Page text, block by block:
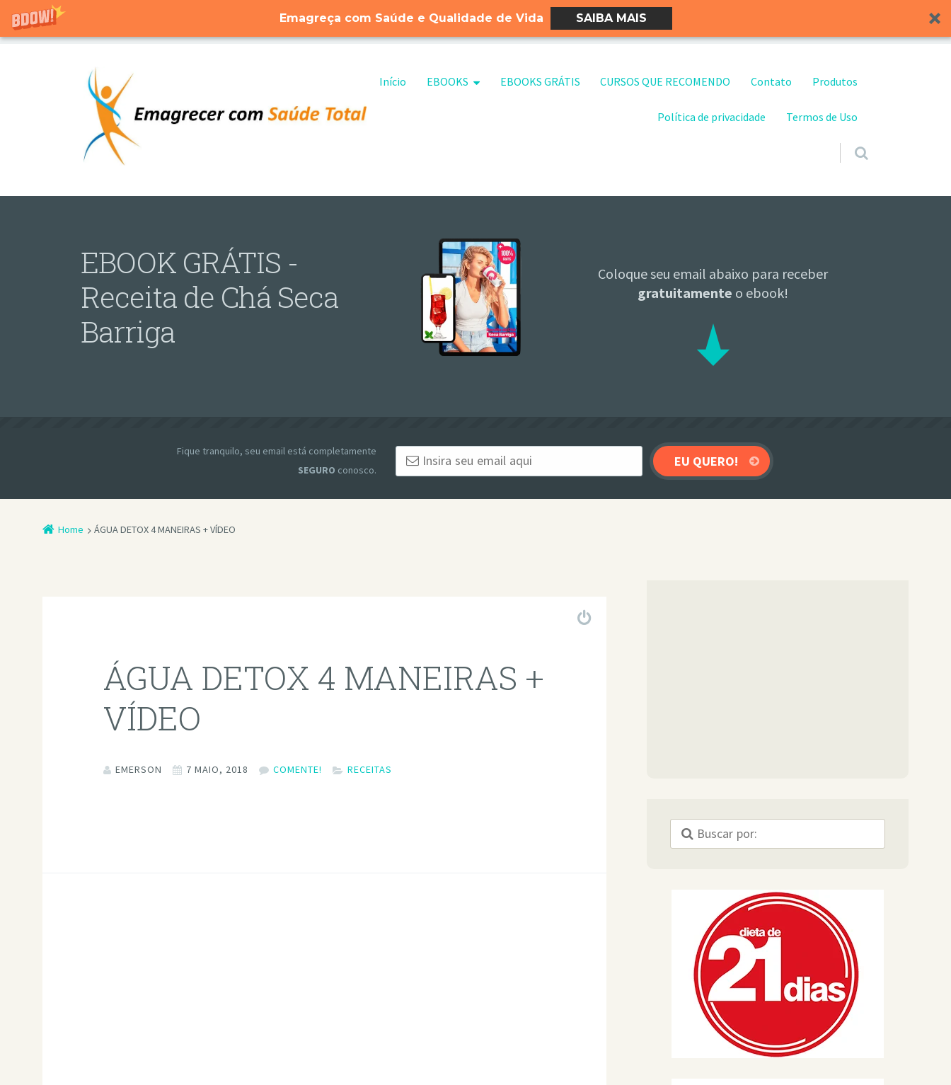
Emagreça com Saúde e Qualidade de Vida SAIBA MAIS
Pular para o conteúdo
Início EBOOKS EBOOKS GRÁTIS CURSOS QUE RECOMENDO Contato Produtos
Política de privacidade Termos de Uso
EBOOK GRÁTIS -
Receita de Chá Seca
Barriga
Coloque seu email abaixo para receber
gratuitamente o ebook!
Fique tranquilo, seu email está completamente
SEGURO conosco.
Home ÁGUA DETOX 4 MANEIRAS + VÍDEO
ÁGUA DETOX 4 MANEIRAS +
VÍDEO
EMERSON 7 MAIO, 2018 COMENTE! RECEITAS